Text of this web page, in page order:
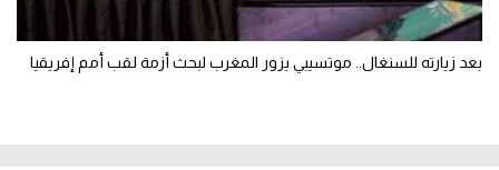
بعد زيارته للسنغال.. موتسيبي يزور المغرب لبحث أزمة لقب أمم إفريقيا